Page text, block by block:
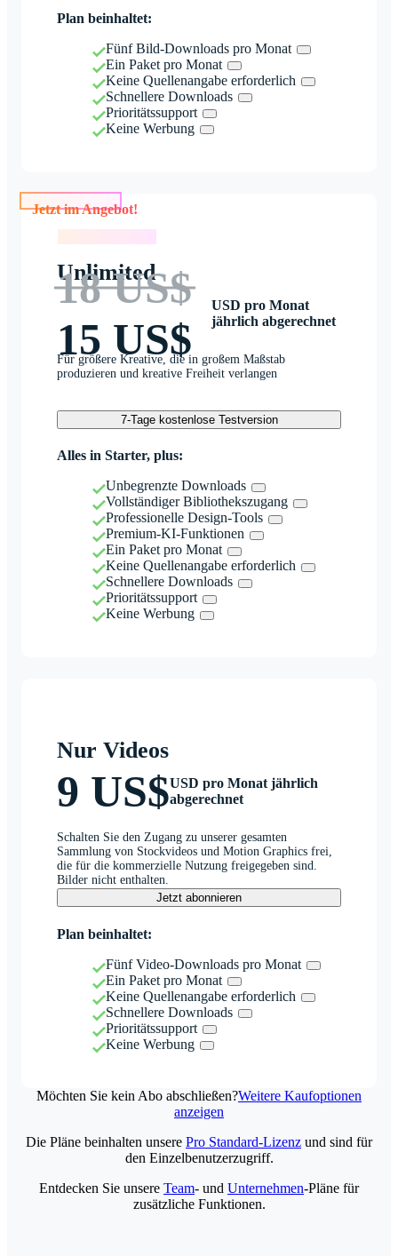
Plan beinhaltet:
Fünf Bild-Downloads pro Monat
Ein Paket pro Monat
Keine Quellenangabe erforderlich
Schnellere Downloads
Prioritätssupport
Keine Werbung
Jetzt im Angebot!
Unlimited
18 US$
15 US$
USD pro Monat
jährlich abgerechnet
Für größere Kreative, die in großem Maßstab
produzieren und kreative Freiheit verlangen
7-Tage kostenlose Testversion
Alles in Starter, plus:
Unbegrenzte Downloads
Vollständiger Bibliothekszugang
Professionelle Design-Tools
Premium-KI-Funktionen
Ein Paket pro Monat
Keine Quellenangabe erforderlich
Schnellere Downloads
Prioritätssupport
Keine Werbung
Nur Videos
9 US$USD pro Monat jährlich
abgerechnet
Schalten Sie den Zugang zu unserer gesamten
Sammlung von Stockvideos und Motion Graphics frei,
die für die kommerzielle Nutzung freigegeben sind.
Bilder nicht enthalten.
Jetzt abonnieren
Plan beinhaltet:
Fünf Video-Downloads pro Monat
Ein Paket pro Monat
Keine Quellenangabe erforderlich
Schnellere Downloads
Prioritätssupport
Keine Werbung
Möchten Sie kein Abo abschließen?Weitere Kaufoptionen
anzeigen
Die Pläne beinhalten unsere Pro Standard-Lizenz und sind für
den Einzelbenutzerzugriff.
Entdecken Sie unsere Team- und Unternehmen-Pläne für
zusätzliche Funktionen.